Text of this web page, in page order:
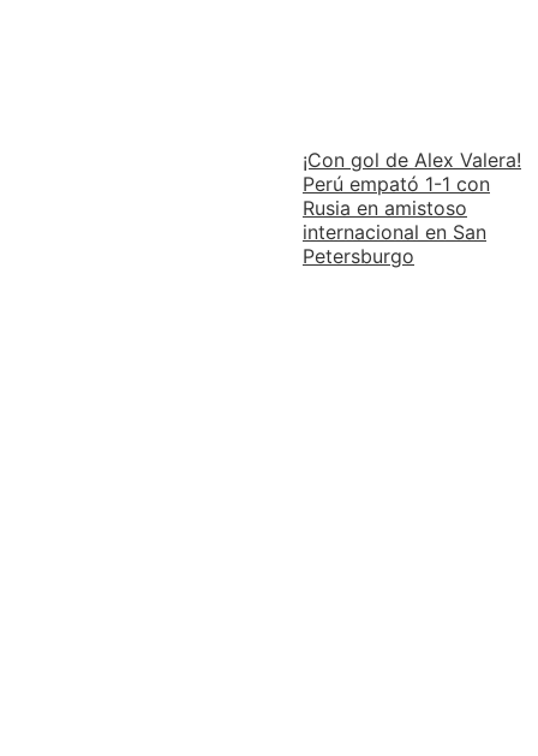
¡Con gol de Alex Valera!
Perú empató 1-1 con
Rusia en amistoso
internacional en San
Petersburgo